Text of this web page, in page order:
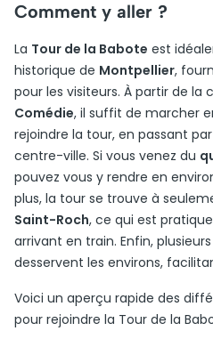
Comment y aller ?
La Tour de la Babote est
historique de Montpellier,
pour les visiteurs. À partir de la
Comédie, il suffit de marcher
rejoindre la tour, en passant
centre-ville. Si vous venez du
pouvez vous y rendre en
plus, la tour se trouve à
Saint-Roch, ce qui est
arrivant en train. Enfin,
desservent les environs,
Voici un aperçu rapide des
pour rejoindre la Tour de la